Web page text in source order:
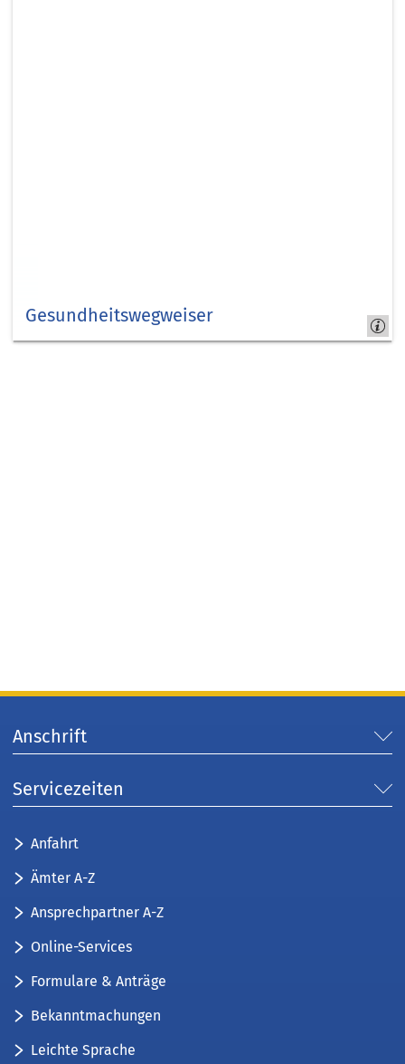
Gesundheitswegweiser
Anschrift
Servicezeiten
Anfahrt
Ämter A-Z
Ansprechpartner A-Z
Online-Services
Formulare & Anträge
Bekanntmachungen
Leichte Sprache